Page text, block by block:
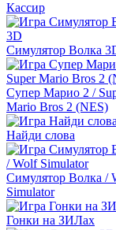
Кассир
Симулятор Волка
Супер Марио 2 /
Mario Bros 2 (NES)
Найди слова
Симулятор Волка /
Simulator
Гонки на ЗИЛах